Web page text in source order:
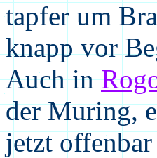
tapfer um
knapp vor
Auch in
der Muring,
jetzt